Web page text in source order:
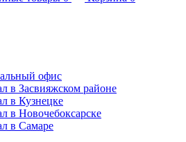
офис
в Засвияжском районе
в Кузнецке
в Новочебоксарске
в Самаре